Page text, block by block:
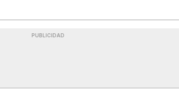
PUBLICIDAD